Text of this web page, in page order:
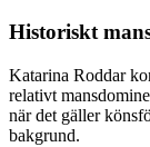
Historiskt
Katarina Roddar
relativt
när det gäller
bakgrund.